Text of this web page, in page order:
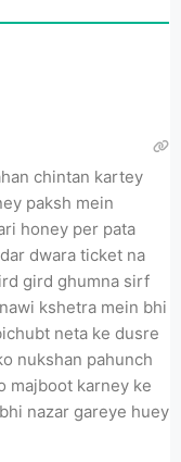
chintan kartey
paksh mein
honey per pata
dwara ticket na
gird ghumna sirf
kshetra mein bhi
neta ke dusre
nukshan pahunch
majboot karney ke
nazar gareye huey